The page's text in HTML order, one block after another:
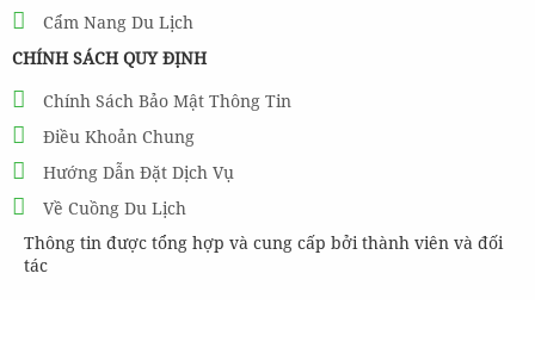
Cẩm Nang Du Lịch
CHÍNH SÁCH QUY ĐỊNH
Chính Sách Bảo Mật Thông Tin
Điều Khoản Chung
Hướng Dẫn Đặt Dịch Vụ
Về Cuồng Du Lịch
Thông tin được tổng hợp và cung cấp bởi thành viên và đối
tác